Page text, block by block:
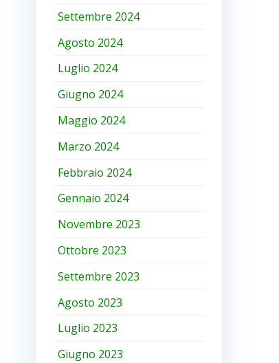
Settembre 2024
Agosto 2024
Luglio 2024
Giugno 2024
Maggio 2024
Marzo 2024
Febbraio 2024
Gennaio 2024
Novembre 2023
Ottobre 2023
Settembre 2023
Agosto 2023
Luglio 2023
Giugno 2023